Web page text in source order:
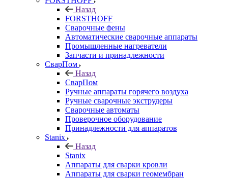
Назад
FORSTHOFF
Сварочные фены
Автоматические сварочные аппараты
Промышленные нагреватели
Запчасти и принадлежности
СварПом
Назад
СварПом
Ручные аппараты горячего воздуха
Ручные сварочные экструдеры
Сварочные автоматы
Проверочное оборудование
Принадлежности для аппаратов
Stanix
Назад
Stanix
Аппараты для сварки кровли
Аппараты для сварки геомембран